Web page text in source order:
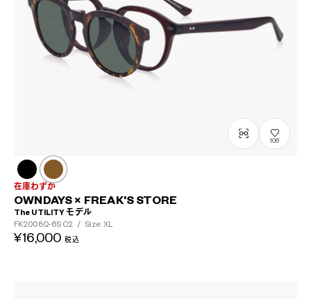
106
在庫わずか
OWNDAYS × FREAK'S STORE
The UTILITY モデル
FK2008Q-6S C2 / Size: XL
¥16,000 税込